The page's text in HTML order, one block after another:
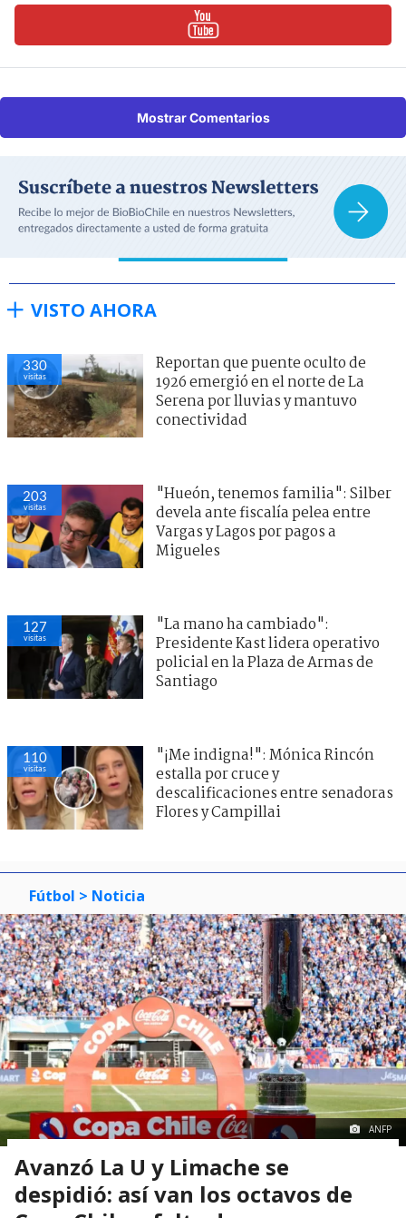
Mostrar Comentarios
VISTO AHORA
330
visitas
Reportan que puente oculto de
1926 emergió en el norte de La
Serena por lluvias y mantuvo
conectividad
201
visitas
"Hueón, tenemos familia": Silber
devela ante fiscalía pelea entre
Vargas y Lagos por pagos a
Migueles
128
visitas
"La mano ha cambiado":
Presidente Kast lidera operativo
policial en la Plaza de Armas de
Santiago
107
visitas
"¡Me indigna!": Mónica Rincón
estalla por cruce y
descalificaciones entre senadoras
Flores y Campillai
Fútbol > Noticia
ANFP
Avanzó La U y Limache se
despidió: así van los octavos de